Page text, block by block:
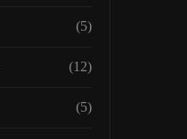
(5)
(12)
(5)